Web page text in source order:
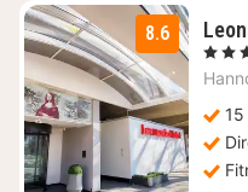
8.6
1
90
€
, 4